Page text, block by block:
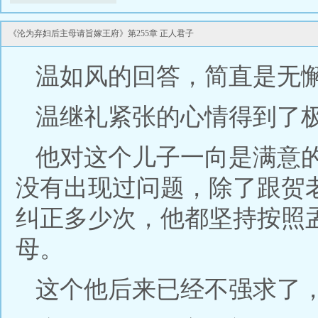
《沦为弃妇后主母请旨嫁王府》第255章 正人君子
温如风的回答，简直是无
温继礼紧张的心情得到了
他对这个儿子一向是满意
没有出现过问题，除了跟贺
纠正多少次，他都坚持按照
母。
这个他后来已经不强求了